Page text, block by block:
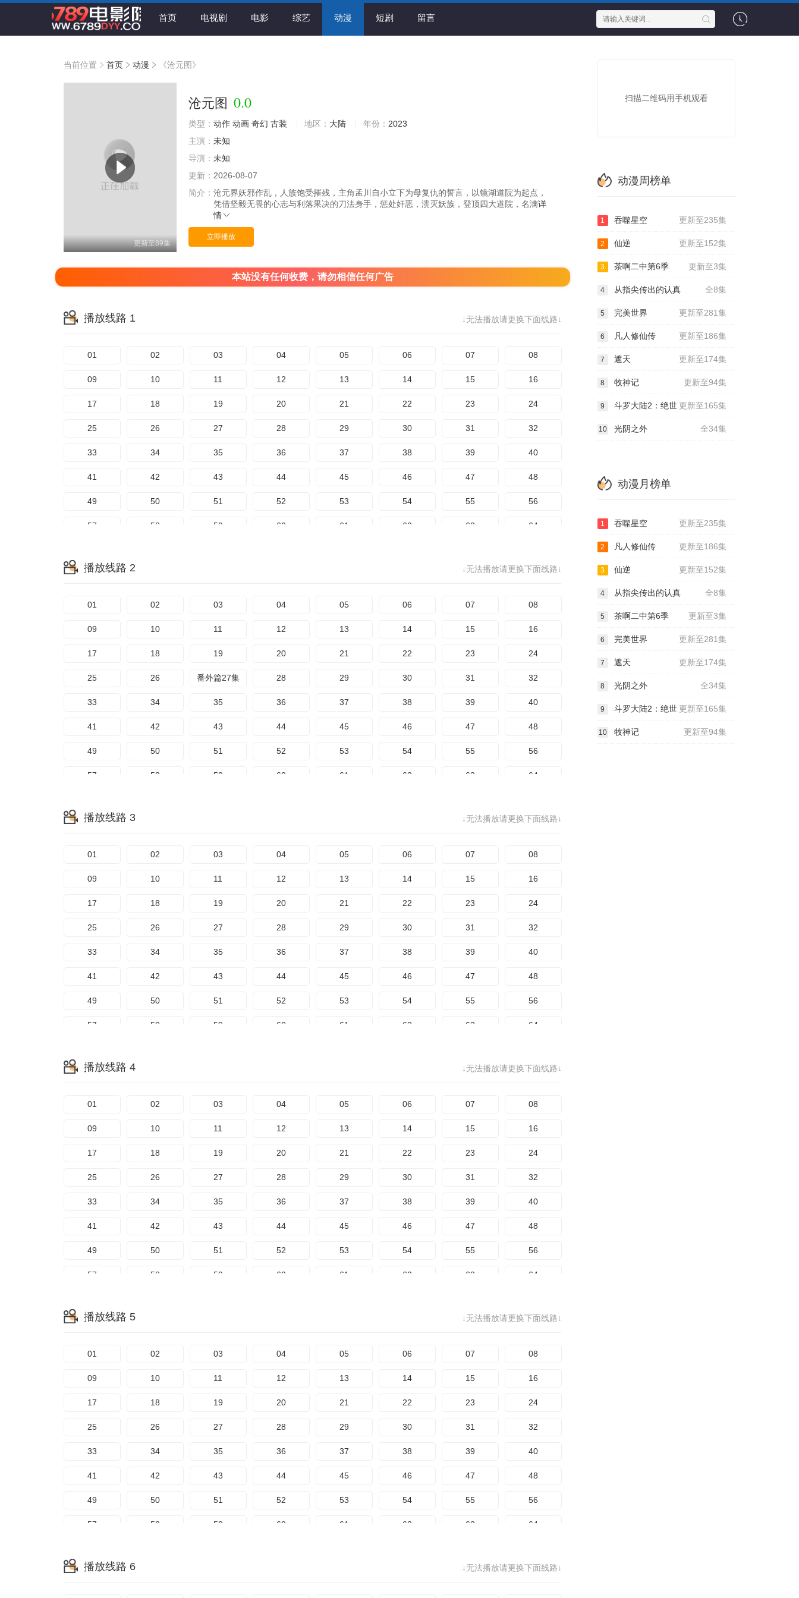
首页 电视剧 电影 综艺 动漫 短剧 留言
当前位置 首页 动漫 《沧元图》
更新至89集
沧元图 0.0
类型： 动作 动画 奇幻 古装 地区： 大陆 年份： 2023
主演： 未知
导演： 未知
更新： 2026-08-07
简介： 沧元界妖邪作乱，人族饱受摧残，主角孟川自小立下为母复仇的誓言，以镜湖道院为起点，
凭借坚毅无畏的心志与利落果决的刀法身手，惩处奸恶，溃灭妖族，登顶四大道院，名满详
情
立即播放
本站没有任何收费，请勿相信任何广告
↓无法播放请更换下面线路↓
播放线路 1
01 02 03 04 05 06 07 08
09 10 11 12 13 14 15 16
17 18 19 20 21 22 23 24
25 26 27 28 29 30 31 32
33 34 35 36 37 38 39 40
41 42 43 44 45 46 47 48
49 50 51 52 53 54 55 56
57 58 59 60 61 62 63 64
73 79 80
↓无法播放请更换下面线路↓
播放线路 2
01 02 03 04 05 06 07 08
09 10 11 12 13 14 15 16
17 18 19 20 21 22 23 24
25 26 番外篇27集 28 29 30 31 32
33 34 35 36 37 38 39 40
41 42 43 44 45 46 47 48
49 50 51 52 53 54 55 56
57 58 59 60 61 62 63 64
73 79 80
↓无法播放请更换下面线路↓
播放线路 3
01 02 03 04 05 06 07 08
09 10 11 12 13 14 15 16
17 18 19 20 21 22 23 24
25 26 27 28 29 30 31 32
33 34 35 36 37 38 39 40
41 42 43 44 45 46 47 48
49 50 51 52 53 54 55 56
57 58 59 60 61 62 63 64
73 79 80
↓无法播放请更换下面线路↓
播放线路 4
01 02 03 04 05 06 07 08
09 10 11 12 13 14 15 16
17 18 19 20 21 22 23 24
25 26 27 28 29 30 31 32
33 34 35 36 37 38 39 40
41 42 43 44 45 46 47 48
49 50 51 52 53 54 55 56
57 58 59 60 61 62 63 64
73 79 80
↓无法播放请更换下面线路↓
播放线路 5
01 02 03 04 05 06 07 08
09 10 11 12 13 14 15 16
17 18 19 20 21 22 23 24
25 26 27 28 29 30 31 32
33 34 35 36 37 38 39 40
41 42 43 44 45 46 47 48
49 50 51 52 53 54 55 56
57 58 59 60 61 62 63 64
73 79 80
↓无法播放请更换下面线路↓
播放线路 6
扫描二维码用手机观看
动漫周榜单
更新至235集
1 吞噬星空
更新至152集
2 仙逆
更新至3集
3 茶啊二中第6季
全8集
4 从指尖传出的认真
更新至281集
5 完美世界
更新至186集
6 凡人修仙传
更新至174集
7 遮天
更新至94集
8 牧神记
更新至165集
9 斗罗大陆2：绝世
全34集
10 光阴之外
动漫月榜单
更新至235集
1 吞噬星空
更新至186集
2 凡人修仙传
更新至152集
3 仙逆
全8集
4 从指尖传出的认真
更新至3集
5 茶啊二中第6季
更新至281集
6 完美世界
更新至174集
7 遮天
全34集
8 光阴之外
更新至165集
9 斗罗大陆2：绝世
更新至94集
10 牧神记